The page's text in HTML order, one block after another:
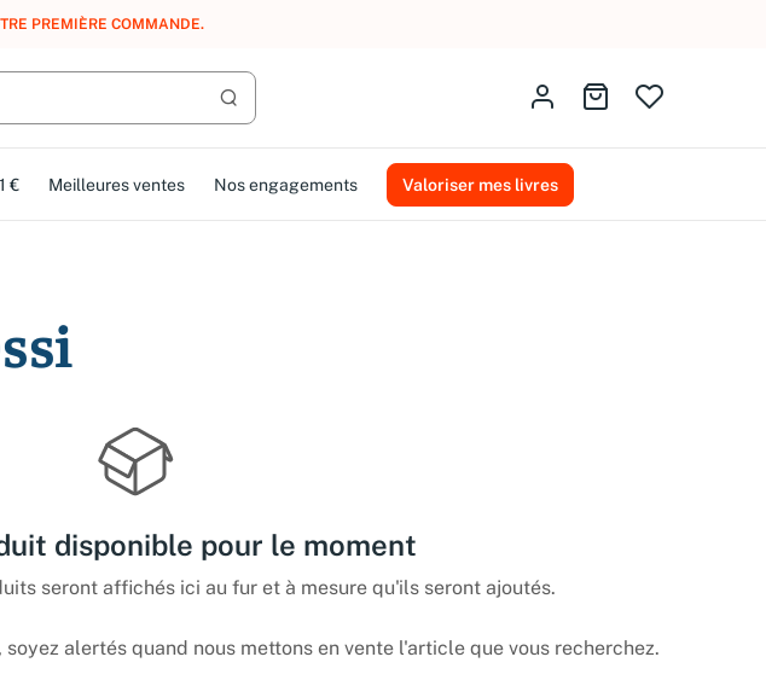
PREMIÈRE COMMANDE.
Lancer la recherche
Identifiez-vousAller au panier
€ Meilleures ventes Nos engagements Valoriser mes livres
disponible pour le moment
seront affichés ici au fur et à mesure qu'ils seront ajoutés.
alertés quand nous mettons en vente l'article que vous recherchez.